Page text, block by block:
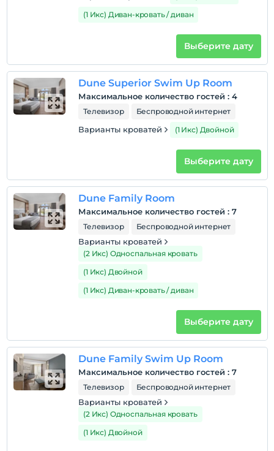
С детей младше 2 плата не взимается.
Плата за 1 ребенка (детей) в возрасте до 12 на номер
не взимается.
(1 Икс) Диван-кровать / диван
Выберите дату
Dune Superior Swim Up Room
Максимальное количество гостей : 4
Телевизор Беспроводной интернет
Варианты кроватей (1 Икс) Двойной
Выберите дату
Dune Family Room
Максимальное количество гостей : 7
Телевизор Беспроводной интернет
Варианты кроватей
(2 Икс) Односпальная кровать
(1 Икс) Двойной
(1 Икс) Диван-кровать / диван
Выберите дату
Dune Family Swim Up Room
Максимальное количество гостей : 7
Телевизор Беспроводной интернет
Варианты кроватей
(2 Икс) Односпальная кровать
(1 Икс) Двойной